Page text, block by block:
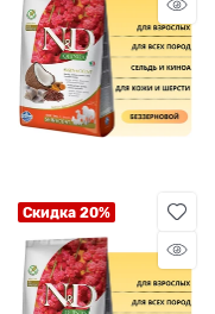
Скидка 20%